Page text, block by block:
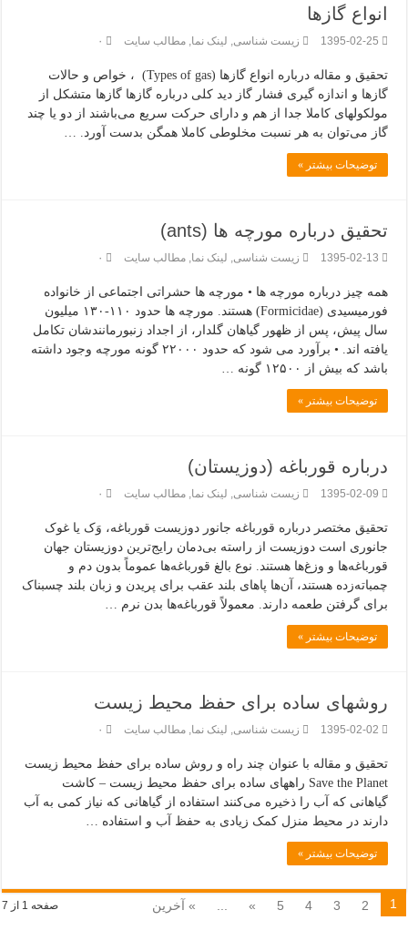
انواع گازها
1395-02-25 زیست شناسی, لینک نما,مطالب سایت ۰
تحقیق و مقاله درباره انواع گازها (Types of gas) ، خواص و حالات
گازها و اندازه گیری فشار گاز دید کلی درباره گازها گازها متشکل از
مولکولهای کاملا جدا از هم و دارای حرکت سریع می‌باشند از دو یا چند
گاز می‌توان به هر نسبت مخلوطی کاملا همگن بدست آورد. …
توضیحات بیشتر »
تحقیق درباره مورچه ها (ants)
1395-02-13 زیست شناسی, لینک نما,مطالب سایت ۰
همه چیز درباره مورچه ها • مورچه ها حشراتی اجتماعی از خانواده
فورمیسیدی (Formicidae) هستند. مورچه ها حدود ۱۱۰-۱۳۰ میلیون
سال پیش، پس از ظهور گیاهان گلدار، از اجداد زنبورمانندشان تکامل
یافته اند. • برآورد می شود که حدود ۲۲۰۰۰ گونه مورچه وجود داشته
باشد که بیش از ۱۲۵۰۰ گونه …
توضیحات بیشتر »
درباره قورباغه (دوزیستان)
1395-02-09 زیست شناسی, لینک نما,مطالب سایت ۰
تحقیق مختصر درباره قورباغه جانور دوزیست قورباغه، وَک یا غوک
جانوری است دوزیست از راسته بی‌دمان رایج‌ترین دوزیستان جهان
قورباغه‌ها و وزغ‌ها هستند. نوع بالغ قورباغه‌ها عموماً بدون دم و
چمباته‌زده هستند، آن‌ها پاهای بلند عقب برای پریدن و زبان بلند چسبناک
برای گرفتن طعمه دارند. معمولاً قورباغه‌ها بدن نرم …
توضیحات بیشتر »
روشهای ساده برای حفظ محیط زیست
1395-02-02 زیست شناسی, لینک نما,مطالب سایت ۰
تحقیق و مقاله با عنوان چند راه و روش ساده برای حفظ محیط زیست
Save the Planet راههای ساده برای حفظ محیط زیست – کاشت
گیاهانی که آب را ذخیره می‌کنند استفاده از گیاهانی که نیاز کمی به آب
دارند در محیط منزل کمک زیادی به حفظ آب و استفاده …
توضیحات بیشتر »
صفحه 1 از 7 1
2
3
4
5
» » آخرین